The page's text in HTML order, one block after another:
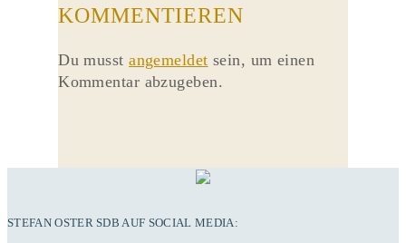
KOMMENTIEREN
Du musstangemeldet sein, um einen
Kommentar abzugeben.
STEFAN OSTER SDB AUF SOCIAL MEDIA: